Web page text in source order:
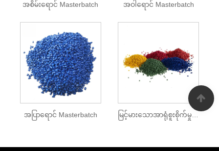
အစိမ်းရောင် Masterbatch အဝါရောင် Masterbatch
အပြာရောင် Masterbatch မြင့်မားသောအာရုံစူးစိုက်မှုအရောင် Masterbatch